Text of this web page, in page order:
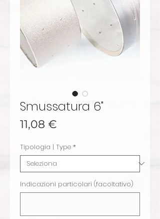
Smussatura 6"
11,08 €
Tipologia | Type *
Indicazioni particolari (facoltativo)